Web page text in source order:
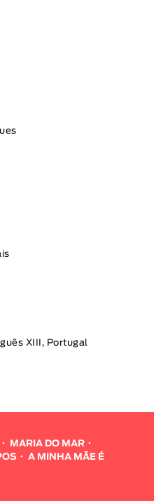
XIII, Portugal
MARIA DO MAR
A MINHA MÃE É